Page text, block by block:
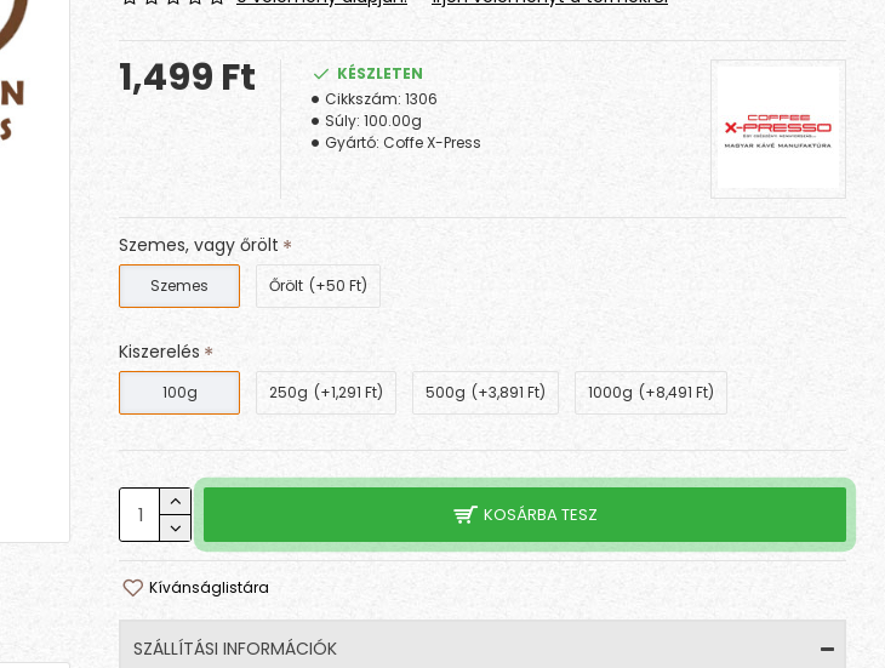
1,499 Ft
KÉSZLETEN
Cikkszám: 1306
Súly: 100.00g
Gyártó: Coffe X-Press
Szemes, vagy őrölt
Szemes Őrölt (+50 Ft)
Kiszerelés
100g 250g (+1,291 Ft) 500g (+3,891 Ft) 1000g (+8,491 Ft)
KOSÁRBA TESZ
Kívánságlistára
SZÁLLÍTÁSI INFORMÁCIÓK